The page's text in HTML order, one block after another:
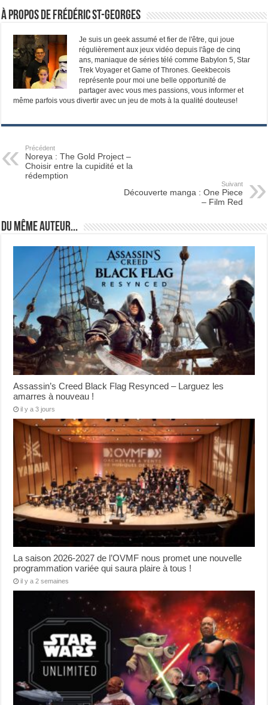
À propos de Frédéric St-Georges
Je suis un geek assumé et fier de l'être, qui joue
régulièrement aux jeux vidéo depuis l'âge de cinq
ans, maniaque de séries télé comme Babylon 5, Star
Trek Voyager et Game of Thrones. Geekbecois
représente pour moi une belle opportunité de
partager avec vous mes passions, vous informer et
même parfois vous divertir avec un jeu de mots à la qualité douteuse!
Précédent
Noreya : The Gold Project –
Choisir entre la cupidité et la
rédemption
Suivant
Découverte manga : One Piece
– Film Red
Du même auteur...
Assassin’s Creed Black Flag Resynced – Larguez les
amarres à nouveau !
il y a 3 jours
La saison 2026-2027 de l’OVMF nous promet une nouvelle
programmation variée qui saura plaire à tous !
il y a 2 semaines